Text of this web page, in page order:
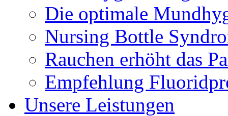
Die optimale
Nursing Bottle
Rauchen erhöht das
Empfehlung
Unsere Leistungen